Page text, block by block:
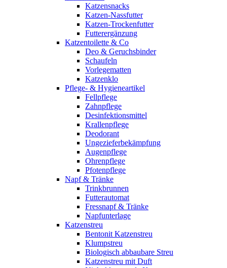
Katzensnacks
Katzen-Nassfutter
Katzen-Trockenfutter
Futterergänzung
Katzentoilette & Co
Deo & Geruchsbinder
Schaufeln
Vorlegematten
Katzenklo
Pflege- & Hygieneartikel
Fellpflege
Zahnpflege
Desinfektionsmittel
Krallenpflege
Deodorant
Ungezieferbekämpfung
Augenpflege
Ohrenpflege
Pfotenpflege
Napf & Tränke
Trinkbrunnen
Futterautomat
Fressnapf & Tränke
Napfunterlage
Katzenstreu
Bentonit Katzenstreu
Klumpstreu
Biologisch abbaubare Streu
Katzenstreu mit Duft